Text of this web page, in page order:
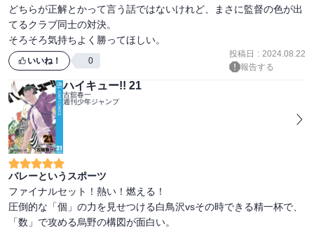
どちらが正解とかって言う話ではないけれど、まさに監督の色が出
てるクラブ同士の対決。
そろそろ気持ちよく勝ってほしい。
いいね！ 0
投稿日 : 2024.08.22
報告する
ハイキュー!! 21
古舘春一
週刊少年ジャンプ
バレーというスポーツ
ファイナルセット！熱い！燃える！
圧倒的な「個」の力を見せつける白鳥沢vsその時できる精一杯で、
「数」で攻める烏野の構図が面白い。